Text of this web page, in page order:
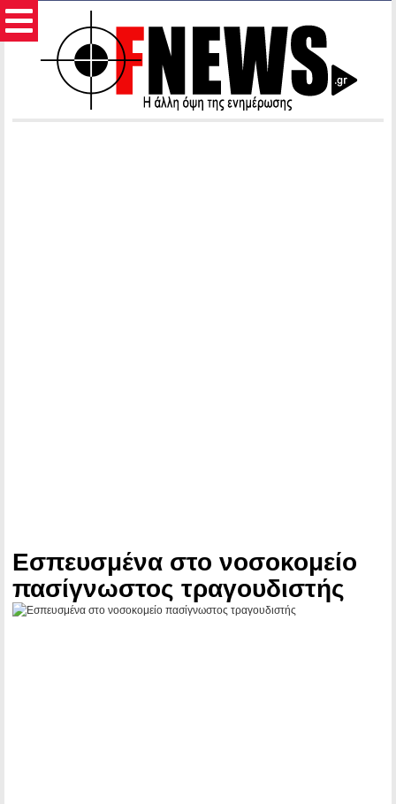
Εσπευσμένα στο νοσοκομείο
πασίγνωστος τραγουδιστής